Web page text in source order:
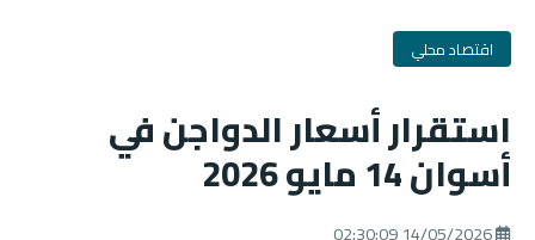
اقتصاد محلي
استقرار أسعار الدواجن في
أسوان 14 مايو 2026